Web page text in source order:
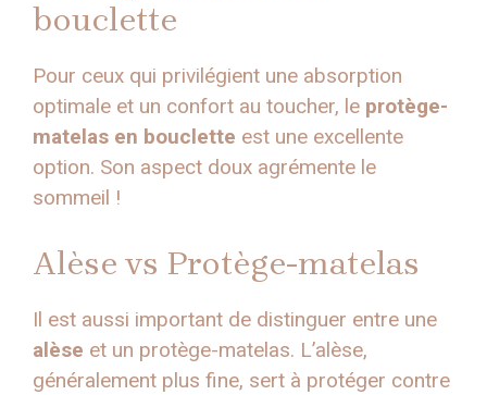
bouclette
Pour ceux qui privilégient une absorption
optimale et un confort au toucher, le protège-
matelas en bouclette est une excellente
option. Son aspect doux agrémente le
sommeil !
Alèse vs Protège-matelas
Il est aussi important de distinguer entre une
alèse et un protège-matelas. L’alèse,
généralement plus fine, sert à protéger contre